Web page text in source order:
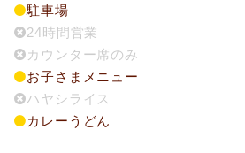
駐車場
24時間営業
カウンター席のみ
お子さまメニュー
ハヤシライス
カレーうどん